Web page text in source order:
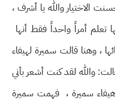
الاختيار والله يا أشرف ،
تعلم أمراً واحداً فقط أنها
، وهنا قالت سميرة لهيفاء
والله لقد كنت أشعر بأني
سميرة ، فهمت سميرة